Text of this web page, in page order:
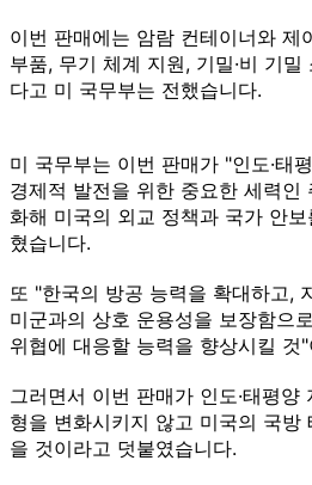
이번 판매에는 암람 컨테이너와 제
부품, 무기 체계 지원, 기밀·비 기
다고 미 국무부는 전했습니다.
미 국무부는 이번 판매가 "인도·태
경제적 발전을 위한 중요한 세력인
화해 미국의 외교 정책과 국가 안
혔습니다.
또 "한국의 방공 능력을 확대하고,
미군과의 상호 운용성을 보장함으
위협에 대응할 능력을 향상시킬 것
그러면서 이번 판매가 인도·태평
형을 변화시키지 않고 미국의 국방
을 것이라고 덧붙였습니다.